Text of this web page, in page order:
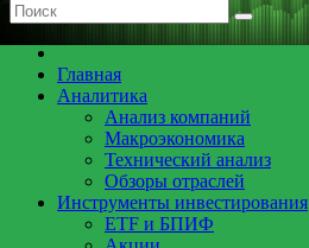
Главная
Аналитика
Анализ компаний
Макроэкономика
Технический анализ
Обзоры отраслей
Инструменты инвестирования
ETF и БПИФ